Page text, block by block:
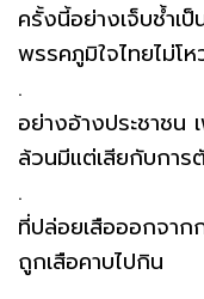
ครั้งนี้อย่างเจ็บช้ำเ
พรรคภูมิใจไทยไม่โ
.
อย่างอ้างประชาชน
ล้วนมีแต่เสียกับการ
.
ที่ปล่อยเสือออกจาก
ถูกเสือคาบไปกิน